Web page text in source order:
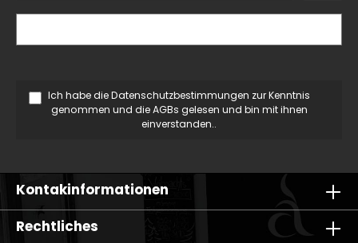
Ich habe dieDatenschutzbestimmungen zur Kenntnis
genommen und dieAGBs gelesen und bin mit ihnen
einverstanden..
Kontakinformationen
Rechtliches